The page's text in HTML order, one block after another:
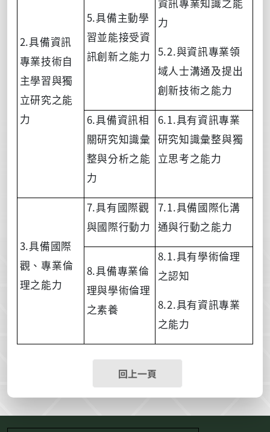
2.具備資訊
專業技術自
主學習與獨
立研究之能
力
5.具備主動學
習並能接受資
訊創新之能力
資訊專業知識之能
力
5.2.與資訊專業領
域人士溝通及提出
創新技術之能力
6.具備資訊相
關研究知識彙
整與分析之能
力
6.1.具有資訊專業
研究知識彙整與獨
立思考之能力
3.具備國際
觀 、專業倫
理之能力
7.具有國際觀
與國際行動力
7.1.具備國際化溝
通與行動之能力
8.具備專業倫
理與學術倫理
之素養
8.1.具有學術倫理
之認知
8.2.具有資訊專業
之能力
回上一頁